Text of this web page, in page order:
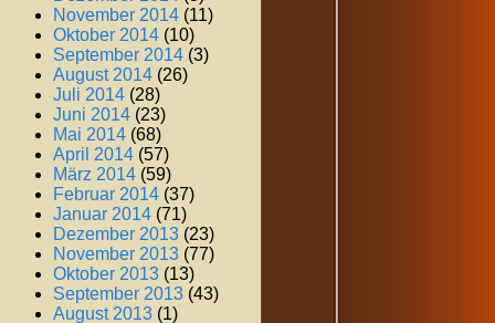
November 2014 (11)
Oktober 2014 (10)
September 2014 (3)
August 2014 (26)
Juli 2014 (28)
Juni 2014 (23)
Mai 2014 (68)
April 2014 (57)
März 2014 (59)
Februar 2014 (37)
Januar 2014 (71)
Dezember 2013 (23)
November 2013 (77)
Oktober 2013 (13)
September 2013 (43)
August 2013 (1)